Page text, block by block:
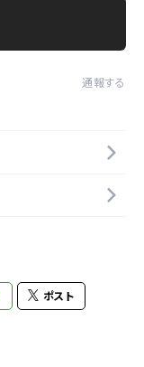
通報する
ポスト